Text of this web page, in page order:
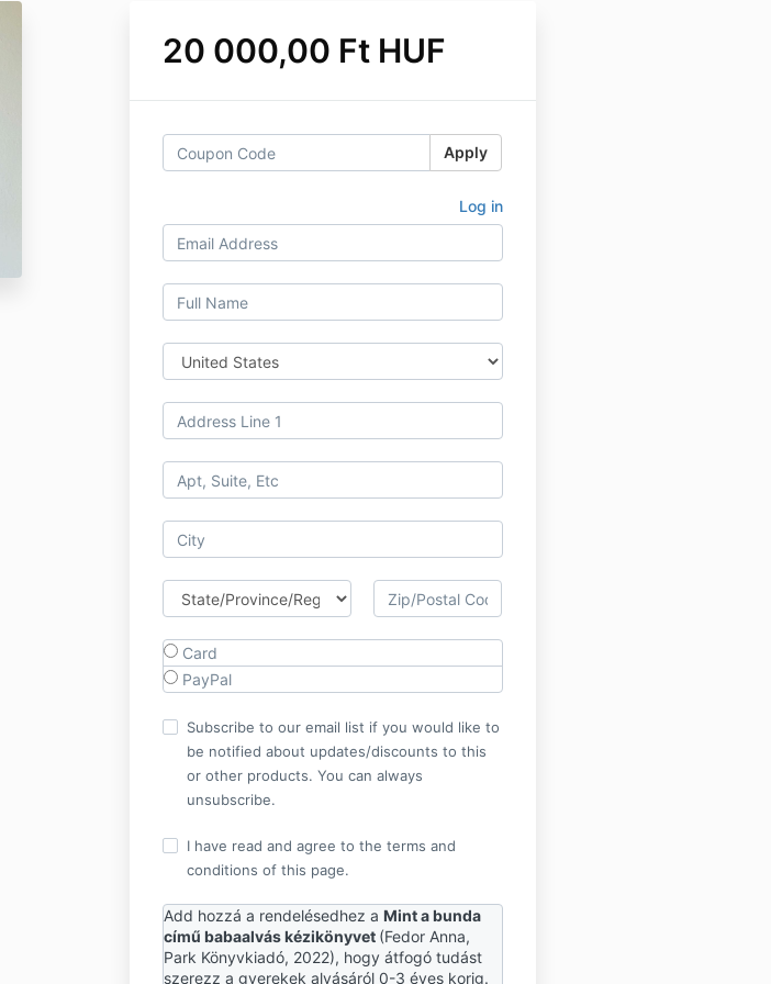
20 000,00 Ft HUF
Apply
Log in
Card
PayPal
Subscribe to our email list if you would like to
be notified about updates/discounts to this
or other products. You can always
unsubscribe.
I have read and agree to the terms and
conditions of this page.
Add hozzá a rendelésedhez a Mint a bunda
című babaalvás kézikönyvet (Fedor Anna,
Park Könyvkiadó, 2022), hogy átfogó tudást
szerezz a gyerekek alvásáról 0-3 éves korig.